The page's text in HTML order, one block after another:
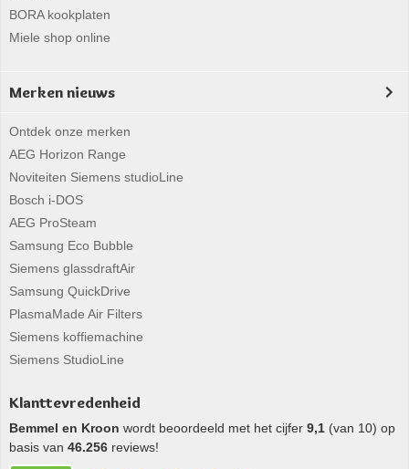
BORA kookplaten
Miele shop online
Merken nieuws
Ontdek onze merken
AEG Horizon Range
Noviteiten Siemens studioLine
Bosch i-DOS
AEG ProSteam
Samsung Eco Bubble
Siemens glassdraftAir
Samsung QuickDrive
PlasmaMade Air Filters
Siemens koffiemachine
Siemens StudioLine
Klanttevredenheid
Bemmel en Kroon wordt beoordeeld met het cijfer 9,1 (van 10) op
basis van 46.256 reviews!